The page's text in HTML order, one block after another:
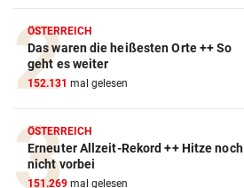
ÖSTERREICH
Das waren die heißesten Orte ++ So
geht es weiter
152.131 mal gelesen
ÖSTERREICH
Erneuter Allzeit-Rekord ++ Hitze noch
nicht vorbei
151.269 mal gelesen